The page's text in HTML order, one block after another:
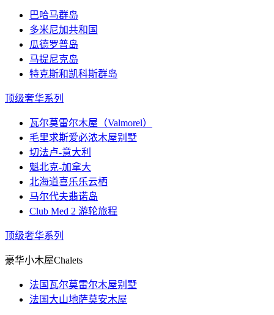
巴哈马群岛
多米尼加共和国
瓜德罗普岛
马提尼克岛
特克斯和凯科斯群岛
顶级奢华系列
瓦尔莫雷尔木屋（Valmorel）
毛里求斯爱必浓木屋别墅
切法卢-意大利
魁北克-加拿大
北海道喜乐乐云栖
马尔代夫翡诺岛
Club Med 2 游轮旅程
顶级奢华系列
豪华小木屋Chalets
法国瓦尔莫雷尔木屋别墅
法国大山地萨莫安木屋